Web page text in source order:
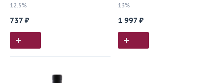
12.5%
737 ₽
13%
1 997 ₽